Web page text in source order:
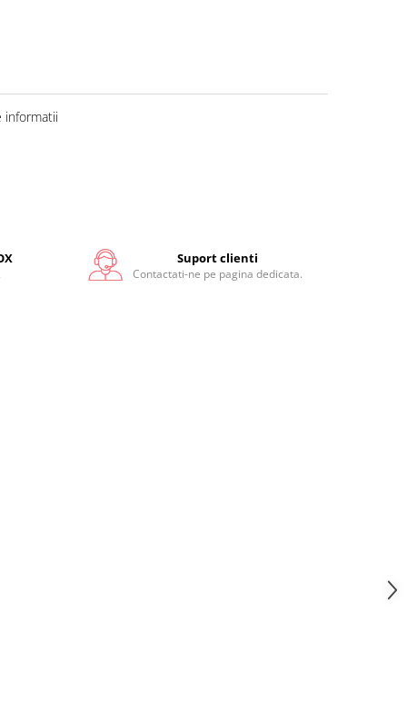
informatii
Suport clienti
Contactati-ne pe pagina dedicata.